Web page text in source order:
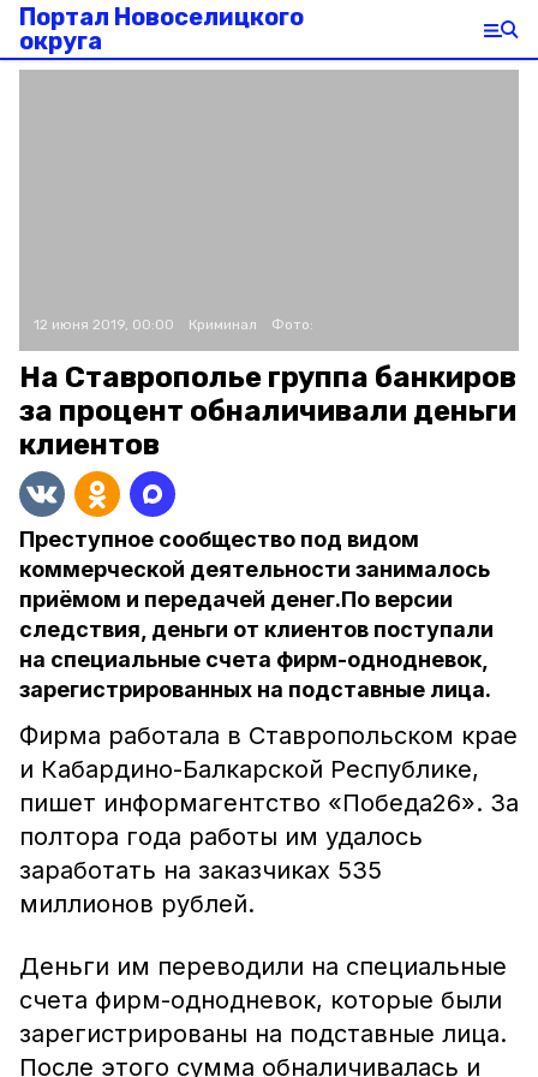
Портал Новоселицкого
округа
12 июня 2019, 00:00 Криминал Фото:
На Ставрополье группа банкиров
за процент обналичивали деньги
клиентов
Преступное сообщество под видом
коммерческой деятельности занималось
приёмом и передачей денег.По версии
следствия, деньги от клиентов поступали
на специальные счета фирм-однодневок,
зарегистрированных на подставные лица.
Фирма работала в Ставропольском крае
и Кабардино-Балкарской Республике,
пишет информагентство «Победа26». За
полтора года работы им удалось
заработать на заказчиках 535
миллионов рублей.
Деньги им переводили на специальные
счета фирм-однодневок, которые были
зарегистрированы на подставные лица.
После этого сумма обналичивалась и